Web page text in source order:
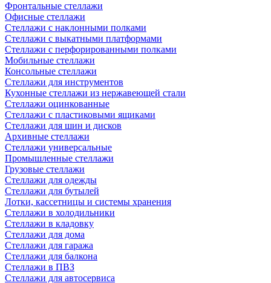
Фронтальные стеллажи
Офисные стеллажи
Стеллажи с наклонными полками
Стеллажи с выкатными платформами
Стеллажи с перфорированными полками
Мобильные стеллажи
Консольные стеллажи
Стеллажи для инструментов
Кухонные стеллажи из нержавеющей стали
Стеллажи оцинкованные
Стеллажи с пластиковыми ящиками
Стеллажи для шин и дисков
Архивные стеллажи
Стеллажи универсальные
Промышленные стеллажи
Грузовые стеллажи
Стеллажи для одежды
Стеллажи для бутылей
Лотки, кассетницы и системы хранения
Стеллажи в холодильники
Стеллажи в кладовку
Стеллажи для дома
Стеллажи для гаража
Стеллажи для балкона
Стеллажи в ПВЗ
Стеллажи для автосервиса